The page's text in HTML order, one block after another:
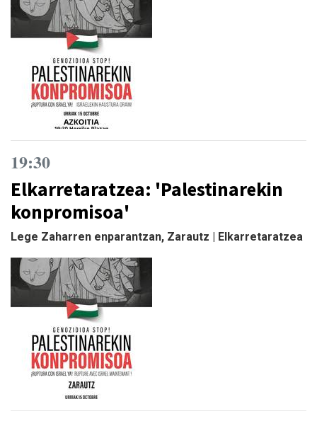
19:30
Elkarretaratzea: 'Palestinarekin
konpromisoa'
Lege Zaharren enparantzan, Zarautz | Elkarretaratzea